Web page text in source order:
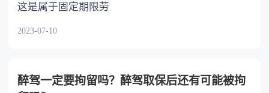
这是属于固定期限劳
2023-07-10
醉驾一定要拘留吗？醉驾取保后还有可能被拘